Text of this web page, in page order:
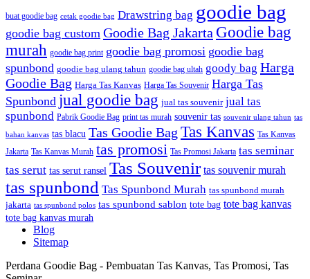
buat goodie bag cetak goodie bag Drawstring bag goodie bag
goodie bag custom Goodie Bag Jakarta Goodie bag
murah goodie bag print goodie bag promosi goodie bag
spunbond goodie bag ulang tahun goodie bag ultah goody bag Harga
Goodie Bag Harga Tas Kanvas Harga Tas Souvenir Harga Tas
Spunbond jual goodie bag jual tas souvenir jual tas
spunbond Pabrik Goodie Bag print tas murah souvenir tas souvenir ulang tahun tas
bahan kanvas tas blacu Tas Goodie Bag Tas Kanvas Tas Kanvas
Jakarta Tas Kanvas Murah tas promosi Tas Promosi Jakarta tas seminar
tas serut tas serut ransel Tas Souvenir tas souvenir murah
tas spunbond Tas Spunbond Murah tas spunbond murah
jakarta tas spunbond polos tas spunbond sablon tote bag tote bag kanvas
tote bag kanvas murah
Blog
Sitemap
Perdana Goodie Bag - Pembuatan Tas Kanvas, Tas Promosi, Tas